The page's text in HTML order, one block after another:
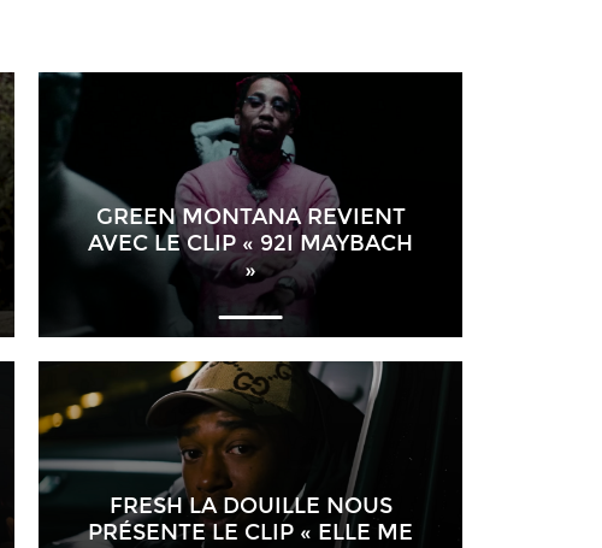
GREEN MONTANA REVIENT
AVEC LE CLIP « 92I MAYBACH
»
FRESH LA DOUILLE NOUS
PRÉSENTE LE CLIP « ELLE ME